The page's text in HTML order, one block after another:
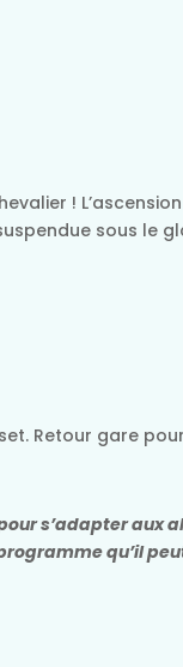
!
sous le
Retour gare
s’adapter aux
qu’il